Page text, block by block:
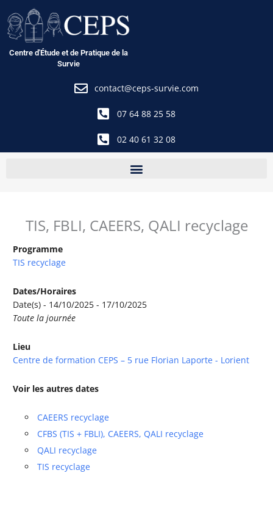
au
contenu
Centre d'Étude et de Pratique de la
Survie
contact@ceps-survie.com
07 64 88 25 58
02 40 61 32 08
TIS, FBLI, CAEERS, QALI recyclage
Programme
TIS recyclage
Dates/Horaires
Date(s) - 14/10/2025 - 17/10/2025
Toute la journée
Lieu
Centre de formation CEPS – 5 rue Florian Laporte - Lorient
Voir les autres dates
CAEERS recyclage
CFBS (TIS + FBLI), CAEERS, QALI recyclage
QALI recyclage
TIS recyclage